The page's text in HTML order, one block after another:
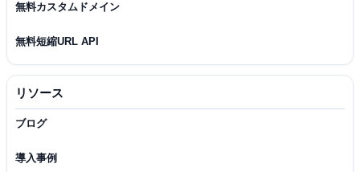
無料カスタムドメイン
無料短縮URL API
リソース
ブログ
導入事例